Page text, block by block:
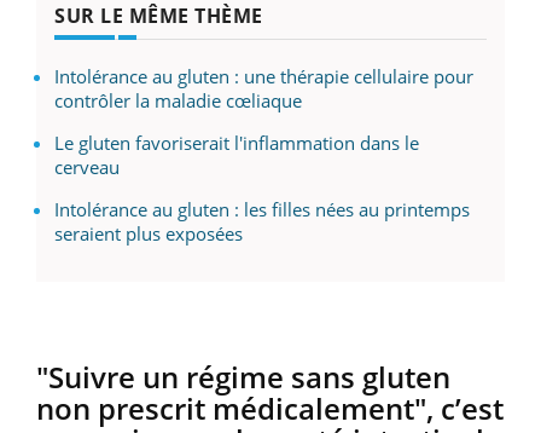
SUR LE MÊME THÈME
Intolérance au gluten : une thérapie cellulaire pour
contrôler la maladie cœliaque
Le gluten favoriserait l'inflammation dans le
cerveau
Intolérance au gluten : les filles nées au printemps
seraient plus exposées
"Suivre un régime sans gluten
non prescrit médicalement", c’est